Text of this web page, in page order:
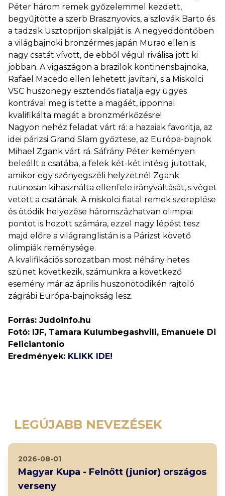
Péter három remek győzelemmel kezdett,
begyűjtötte a szerb Brasznyovics, a szlovák Barto és
a tadzsik Usztoprijon skalpját is. A negyeddöntőben
a világbajnoki bronzérmes japán Murao ellen is
nagy csatát vívott, de ebből végül riválisa jött ki
jobban. A vigaszágon a brazilok kontinensbajnoka,
Rafael Macedo ellen lehetett javítani, s a Miskolci
VSC huszonegy esztendős fiatalja egy ügyes
kontrával meg is tette a magáét, ipponnal
kvalifikálta magát a bronzmérkőzésre!
Nagyon nehéz feladat várt rá: a hazaiak favoritja, az
idei párizsi Grand Slam győztese, az Európa-bajnok
Mihael Zgank várt rá. Sáfrány Péter keményen
beleállt a csatába, a felek két-két intésig jutottak,
amikor egy szőnyegszéli helyzetnél Zgank
rutinosan kihasználta ellenfele irányváltását, s véget
vetett a csatának. A miskolci fiatal remek szereplése
és ötödik helyezése háromszázhatvan olimpiai
pontot is hozott számára, ezzel nagy lépést tesz
majd előre a világranglistán is a Párizst követő
olimpiák reménysége.
A kvalifikációs sorozatban most néhány hetes
szünet következik, számunkra a következő
esemény már az április huszonötödikén rajtoló
zágrábi Európa-bajnokság lesz.
Forrás: Judoinfo.hu
Fotó: IJF, Tamara Kulumbegashvili, Emanuele Di
Feliciantonio
Eredmények: KLIKK IDE!
LEGÚJABB NEVEZÉSEK
2026-08-01
Magyar Kupa - Felnőtt (junior) országos
verseny